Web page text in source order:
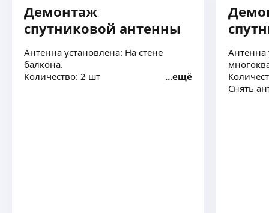
Демонтаж
спутниковой антенны
Антенна установлена: На стене
балкона.
Количество: 2 шт
ещё
Антенна
Снять